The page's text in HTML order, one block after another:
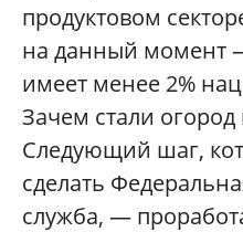
продуктовом
на данный момент
имеет менее 2%
Зачем стали огород
Следующий шаг,
сделать
служба, —